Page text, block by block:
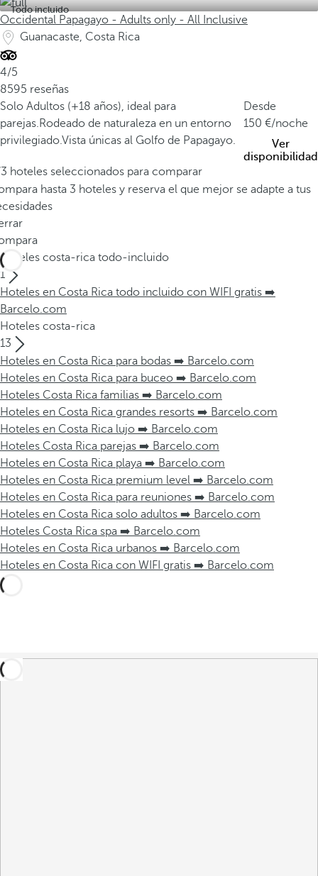
Todo incluido
Occidental Papagayo - Adults only - All Inclusive
Guanacaste, Costa Rica
4/5
8595 reseñas
Solo Adultos (+18 años), ideal para
parejas.Rodeado de naturaleza en un entorno
privilegiado.Vista únicas al Golfo de Papagayo.
Desde
150
/noche
Ver
disponibilidad
hoteles seleccionados para comparar
hasta 3 hoteles y reserva el que mejor se adapte a tus
Hoteles costa-rica todo-incluido
1
Hoteles en Costa Rica todo incluido con WIFI gratis ➡️
Barcelo.com
Hoteles costa-rica
13
Hoteles en Costa Rica para bodas ➡️ Barcelo.com
Hoteles en Costa Rica para buceo ➡️ Barcelo.com
Hoteles Costa Rica familias ➡️ Barcelo.com
Hoteles en Costa Rica grandes resorts ➡️ Barcelo.com
Hoteles en Costa Rica lujo ➡️ Barcelo.com
Hoteles Costa Rica parejas ➡️ Barcelo.com
Hoteles en Costa Rica playa ➡️ Barcelo.com
Hoteles en Costa Rica premium level ➡️ Barcelo.com
Hoteles en Costa Rica para reuniones ➡️ Barcelo.com
Hoteles en Costa Rica solo adultos ➡️ Barcelo.com
Hoteles Costa Rica spa ➡️ Barcelo.com
Hoteles en Costa Rica urbanos ➡️ Barcelo.com
Hoteles en Costa Rica con WIFI gratis ➡️ Barcelo.com